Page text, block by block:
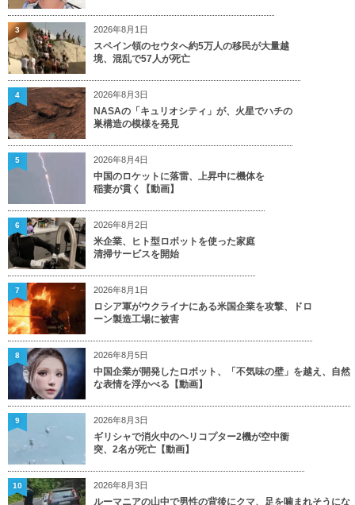
2026年8月1日
スペイン領のセウタへ約5万人の移民が大量越
境、混乱で57人が死亡
3
2026年8月3日
NASAの「キュリオシティ」が、火星でハチの
巣構造の模様を発見
4
2026年8月4日
中国のロケットに落雷、上昇中に機体を
稲妻が貫く【動画】
5
2026年8月2日
米企業、ヒト型ロボットを使った家庭
清掃サービスを開始
6
2026年8月1日
ロシア軍がウクライナにある米国企業を攻撃、ドロ
ーン製造工場に被害
7
2026年8月5日
中国企業が開発したロボット、「不気味の壁」を越え、自然
な表情を浮かべる【動画】
8
2026年8月3日
ギリシャで消火中のヘリコプター2機が空中衝
突、2名が死亡【動画】
9
2026年8月3日
ルーマニアの山中で男性の背後にクマ、足を噛まれそうにな
10